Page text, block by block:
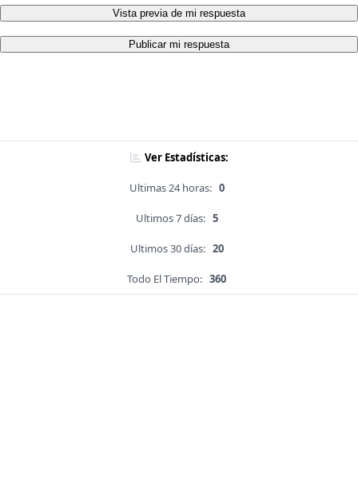
Vista previa de mi respuesta
Publicar mi respuesta
Ver Estadísticas:
Ultimas 24 horas: 0
Ultimos 7 días: 5
Ultimos 30 días: 20
Todo El Tiempo: 360